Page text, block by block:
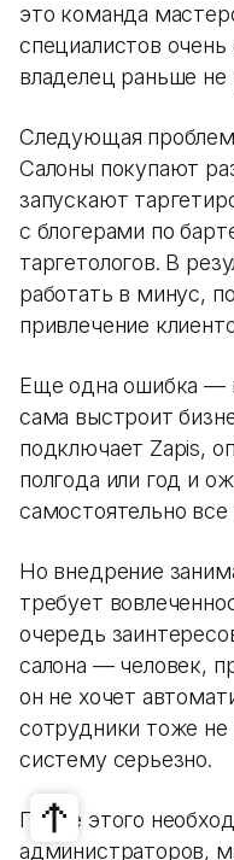
это команда
специалистов
владелец раньше не
Следующая
Салоны покупают
запускают
с блогерами по
таргетологов. В
работать в минус,
привлечение
Еще одна ошибка —
сама выстроит
подключает Zapis,
полгода или год и
самостоятельно все
Но внедрение
требует
очередь
салона — человек,
он не хочет
сотрудники тоже
систему серьезно.
После этого
администраторов,